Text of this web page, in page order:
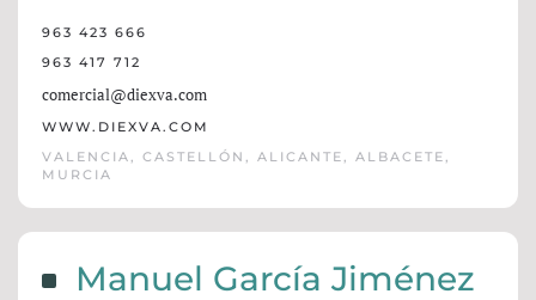
963 423 666
963 417 712
comercial@diexva.com
WWW.DIEXVA.COM
VALENCIA, CASTELLÓN, ALICANTE, ALBACETE,
MURCIA
Manuel García Jiménez